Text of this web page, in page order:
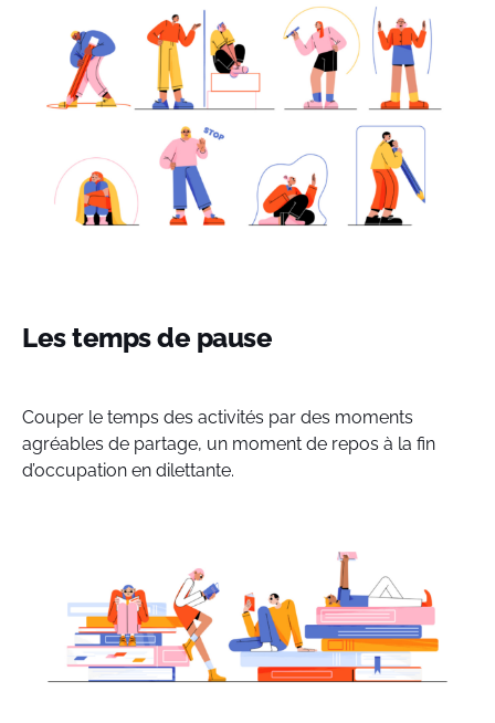
Les temps de pause
Couper le temps des activités par des moments
agréables de partage, un moment de repos à la fin
d’occupation en dilettante.